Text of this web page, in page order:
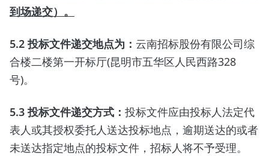
到场递交）。
5.2投标文件递交地点为： 云南招标股份有限公司综
合楼二楼第一开标厅(昆明市五华区人民西路328
号)。
5.3投标文件递交方式： 投标文件应由投标人法定代
表人或其授权委托人送达投标地点，逾期送达的或者
未送达指定地点的投标文件，招标人将不予受理。